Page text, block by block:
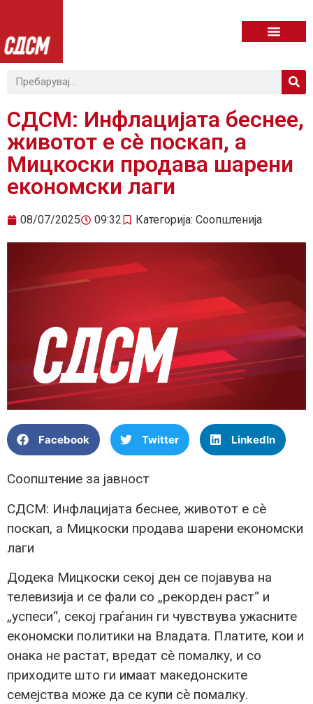
СДСМ: Инфлацијата беснее,
животот е сè поскап, а
Мицкоски продава шарени
економски лаги
08/07/2025 09:32 Категорија: Соопштенија
Facebook Twitter LinkedIn
Соопштение за јавност
СДСМ: Инфлацијата беснее, животот е сè
поскап, а Мицкоски продава шарени економски
лаги
Додека Мицкоски секој ден се појавува на
телевизија и се фали со „рекорден раст“ и
„успеси“, секој граѓанин ги чувствува ужасните
економски политики на Владата. Платите, кои и
онака не растат, вредат сè помалку, и со
приходите што ги имаат македонските
семејства може да се купи сè помалку.